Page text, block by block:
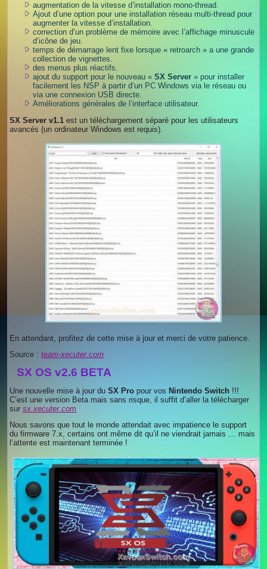
augmentation de la vitesse d’installation mono-thread.
Ajout d’une option pour une installation réseau multi-thread pour
augmenter la vitesse d’installation.
correction d’un problème de mémoire avec l’affichage minuscule
d’icône de jeu.
temps de démarrage lent fixe lorsque « retroarch » a une grande
collection de vignettes.
des menus plus réactifs.
ajout du support pour le nouveau «SX Server » pour installer
facilement les NSP à partir d’un PC Windows via le réseau ou
via une connexion USB directe.
Améliorations générales de l’interface utilisateur.
SX Server v1.1 est un téléchargement séparé pour les utilisateurs
avancés (un ordinateur Windows est requis).
En attendant, profitez de cette mise à jour et merci de votre patience.
Source :team-xecuter.com
SX OS v2.6 BETA
Une nouvelle mise à jour duSX Pro pour vos Nintendo Switch !!!
C’est une version Beta mais sans risque, il suffit d’aller la télécharger
sursx.xecuter.com
Nous savons que tout le monde attendait avec impatience le support
du firmware 7.x, certains ont même dit qu’il ne viendrait jamais … mais
l’attente est maintenant terminée !